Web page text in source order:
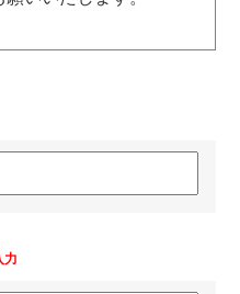
力